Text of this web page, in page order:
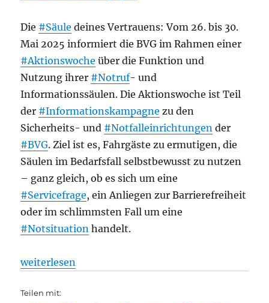
Die #Säule deines Vertrauens: Vom 26. bis 30.
Mai 2025 informiert die BVG im Rahmen einer
#Aktionswoche über die Funktion und
Nutzung ihrer #Notruf- und
Informationssäulen. Die Aktionswoche ist Teil
der #Informationskampagne zu den
Sicherheits- und #Notfalleinrichtungen der
#BVG. Ziel ist es, Fahrgäste zu ermutigen, die
Säulen im Bedarfsfall selbstbewusst zu nutzen
– ganz gleich, ob es sich um eine
#Servicefrage, ein Anliegen zur Barrierefreiheit
oder im schlimmsten Fall um eine
#Notsituation handelt.
„Bahnhöfe: Hilfe per Knopfdruck, aus BVG“
weiterlesen
Teilen mit: